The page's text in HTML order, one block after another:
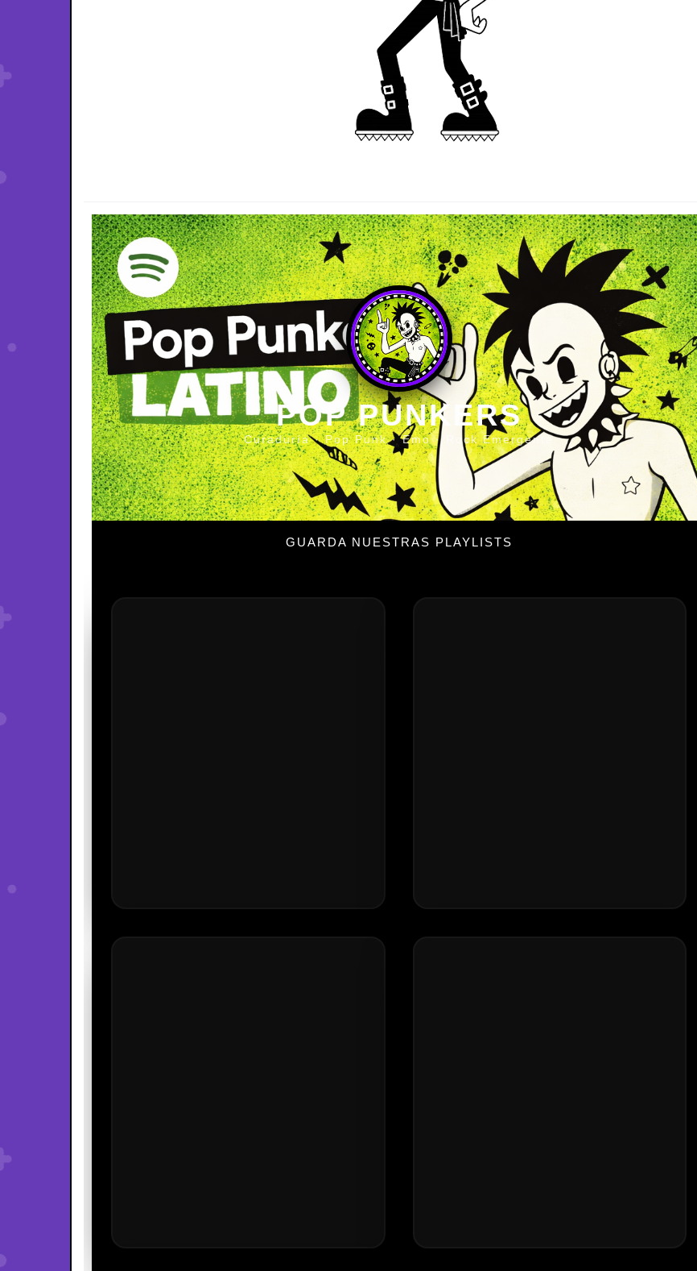
POP PUNKERS
Curaduría · Pop Punk · Emo · Rock Emergente
GUARDA NUESTRAS PLAYLISTS